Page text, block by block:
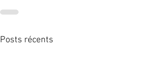
Posts récents